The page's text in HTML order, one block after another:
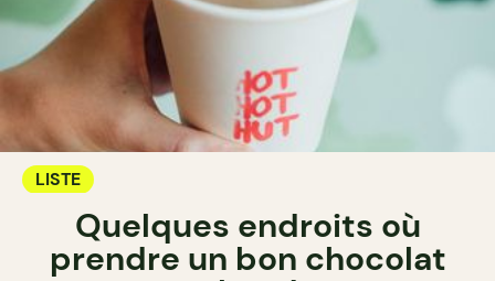
LISTE
Quelques endroits où
prendre un bon chocolat